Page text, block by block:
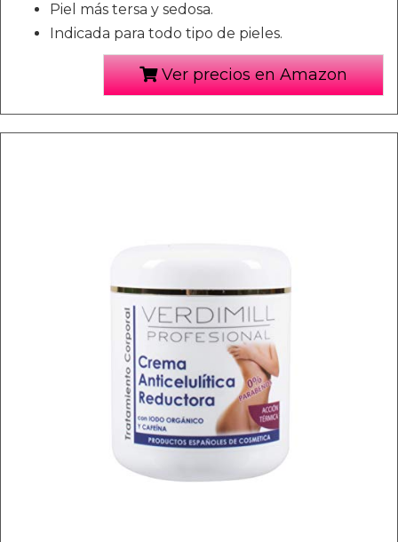
Piel más tersa y sedosa.
Indicada para todo tipo de pieles.
Ver precios en Amazon